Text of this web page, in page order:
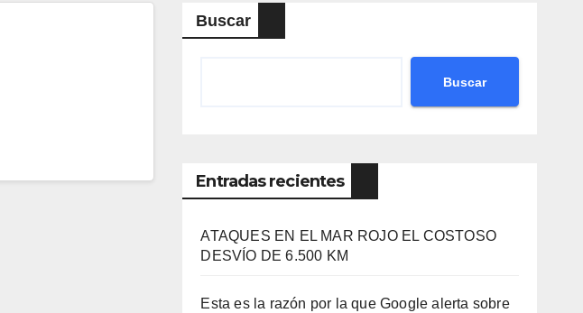
Buscar
Buscar
Entradas recientes
ATAQUES EN EL MAR ROJO EL COSTOSO
DESVÍO DE 6.500 KM
Esta es la razón por la que Google alerta sobre